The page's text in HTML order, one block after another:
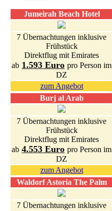
Jumeirah Beach Hotel
7 Übernachtungen inklusive
Frühstück
Direktflug mit Emirates
ab 1.593 Euro pro Person im
DZ
zum Angebot
Burj al Arab
7 Übernachtungen inklusive
Frühstück
Direktflug mit Emirates
ab 4.553 Euro pro Person im
DZ
zum Angebot
Waldorf Astoria The Palm
7 Übernachtungen inklusive